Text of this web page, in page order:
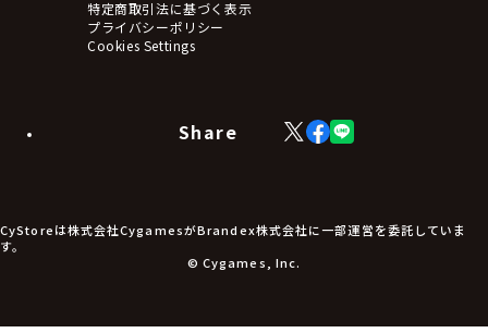
タペストリー・ポスター
アームサポーター
ブレードホルダー
食品・飲料品
アパレル小物
アクセサリー
特定商取引法に基づく表示
プライバシーポリシー
Cookies Settings
Share
X
(Twitter)
Facebook
LINE
CyStoreは株式会社CygamesがBrandex株式会社に一部運営を委託していま
す。
© Cygames, Inc.